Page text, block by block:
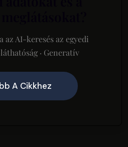
AI-keresés az egyedi
· Generatív
A Cikkhez